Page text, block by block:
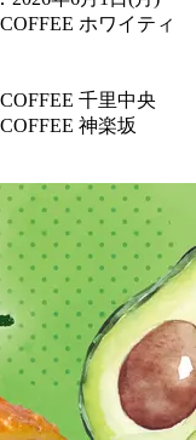
ホワイティ
千里中央
神楽坂